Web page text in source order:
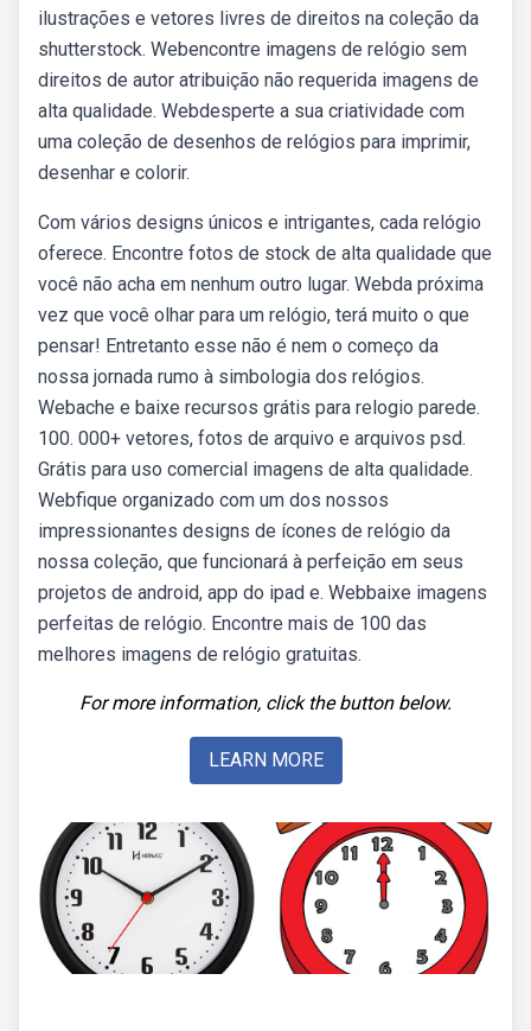
ilustrações e vetores livres de direitos na coleção da
shutterstock. Webencontre imagens de relógio sem
direitos de autor atribuição não requerida imagens de
alta qualidade. Webdesperte a sua criatividade com
uma coleção de desenhos de relógios para imprimir,
desenhar e colorir.
Com vários designs únicos e intrigantes, cada relógio
oferece. Encontre fotos de stock de alta qualidade que
você não acha em nenhum outro lugar. Webda próxima
vez que você olhar para um relógio, terá muito o que
pensar! Entretanto esse não é nem o começo da
nossa jornada rumo à simbologia dos relógios.
Webache e baixe recursos grátis para relogio parede.
100. 000+ vetores, fotos de arquivo e arquivos psd.
Grátis para uso comercial imagens de alta qualidade.
Webfique organizado com um dos nossos
impressionantes designs de ícones de relógio da
nossa coleção, que funcionará à perfeição em seus
projetos de android, app do ipad e. Webbaixe imagens
perfeitas de relógio. Encontre mais de 100 das
melhores imagens de relógio gratuitas.
For more information, click the button below.
LEARN MORE